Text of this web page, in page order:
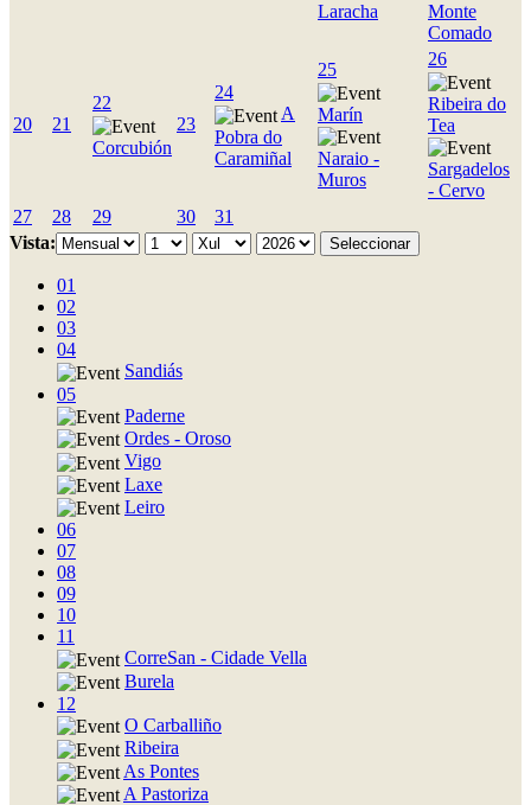
Laracha
Monte
Comado
20 21
22
Corcubión
23
24
A
Pobra do
Caramiñal
25
Marín
Naraio -
Muros
26
Ribeira do
Tea
Sargadelos
- Cervo
27
28 29 30
31
Vista:
01
02
03
04
Sandiás
05
Paderne
Ordes - Oroso
Vigo
Laxe
Leiro
06
07
08
09
10
11
CorreSan - Cidade Vella
Burela
12
O Carballiño
Ribeira
As Pontes
A Pastoriza